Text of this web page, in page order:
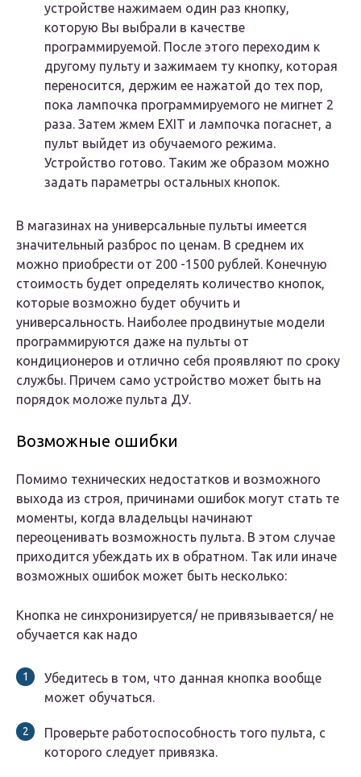
устройстве нажимаем один раз кнопку,
которую Вы выбрали в качестве
программируемой. После этого переходим к
другому пульту и зажимаем ту кнопку, которая
переносится, держим ее нажатой до тех пор,
пока лампочка программируемого не мигнет 2
раза. Затем жмем EXIT и лампочка погаснет, а
пульт выйдет из обучаемого режима.
Устройство готово. Таким же образом можно
задать параметры остальных кнопок.
В магазинах на универсальные пульты имеется
значительный разброс по ценам. В среднем их
можно приобрести от 200 -1500 рублей. Конечную
стоимость будет определять количество кнопок,
которые возможно будет обучить и
универсальность. Наиболее продвинутые модели
программируются даже на пульты от
кондиционеров и отлично себя проявляют по сроку
службы. Причем само устройство может быть на
порядок моложе пульта ДУ.
Возможные ошибки
Помимо технических недостатков и возможного
выхода из строя, причинами ошибок могут стать те
моменты, когда владельцы начинают
переоценивать возможность пульта. В этом случае
приходится убеждать их в обратном. Так или иначе
возможных ошибок может быть несколько:
Кнопка не синхронизируется/ не привязывается/ не
обучается как надо
Убедитесь в том, что данная кнопка вообще
может обучаться.
Проверьте работоспособность того пульта, с
которого следует привязка.